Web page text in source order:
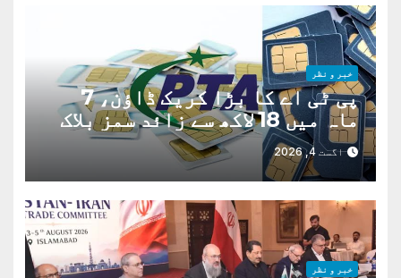
خبر و نظر
پی ٹی اے کا بڑا کریک ڈاؤن، 7
ماہ میں 18 لاکھ سے زائد سمز بلاک
اگست 4, 2026
خبر و نظر